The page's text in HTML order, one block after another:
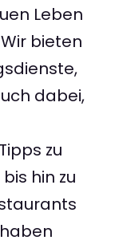
Leben
bieten
dabei,
zu
hin zu